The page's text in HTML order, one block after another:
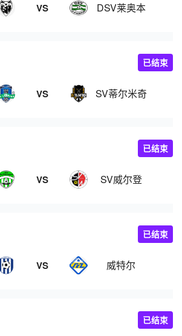
VS DSV莱奥本
VS SV蒂尔米奇
已结束
VS SV威尔登
已结束
VS 威特尔
已结束
已结束